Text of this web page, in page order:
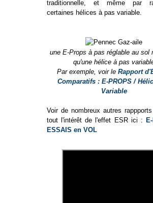
traditionnelle, et même par
certaines hélices à pas variable.
une E-Props à pas réglable au sol
qu'une hélice à pas
Par exemple, voir le Rapport
Comparatifs : E-PROPS /
Variable
Voir de nombreux autres
tout l'intérêt de l'effet ESR ici :
ESSAIS en VOL